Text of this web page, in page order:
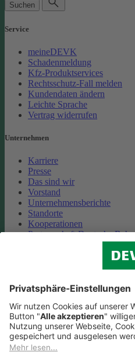
Suchen
Service
meineDEVK
Schadenmeldung
Kfz-Produktservices
Rechtsschutz-Fall melden
Kundendaten ändern
Leichte Sprache
Vertrag widerrufen
Unternehmen
Karriere
Presse
Das sind wir
Vorstand
Unternehmensberichte
Standorte
Kooperationen
Partnerschaft Deutsche Bahn
Cookie-Einstellungen
Datenschutz
Impressum